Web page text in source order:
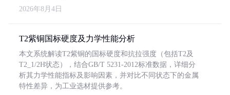
2026年8月4日
T2紫铜国标硬度及力学性能分析
本文系统解读T2紫铜的国标硬度和抗拉强度（包括T2及
T2_1/2H状态），结合GB/T 5231-2012标准数据，详细分
析其力学性能指标及影响因素，并对比不同状态下的金属
特性差异，为工业选材提供参考。